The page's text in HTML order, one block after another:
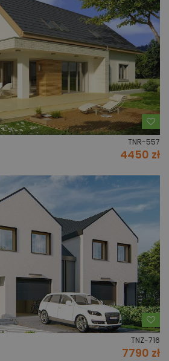
TNR-557
4450 zł
TNZ-716
7790 zł